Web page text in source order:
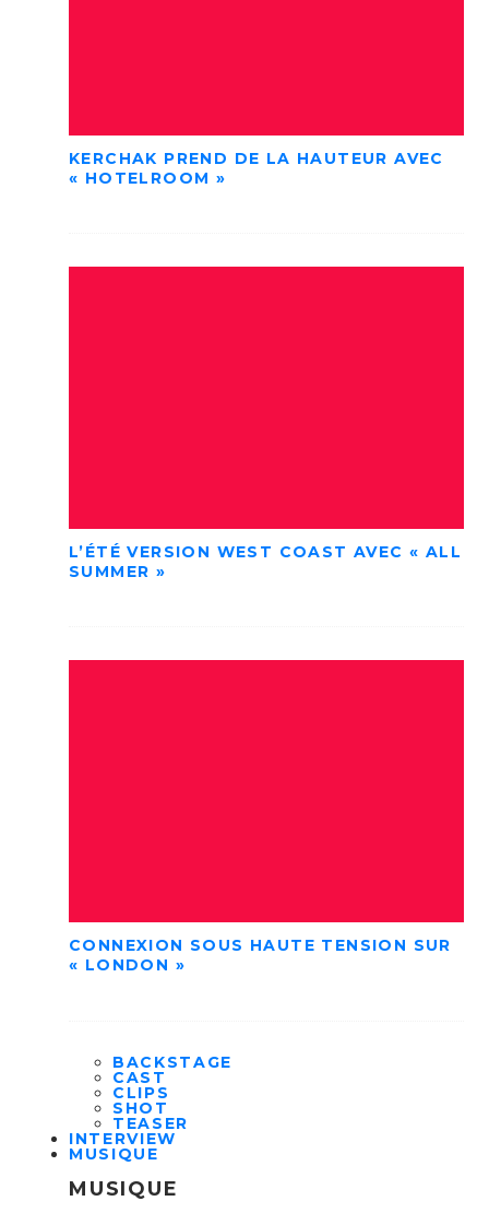
KERCHAK PREND DE LA HAUTEUR AVEC
« HOTELROOM »
L’ÉTÉ VERSION WEST COAST AVEC « ALL
SUMMER »
CONNEXION SOUS HAUTE TENSION SUR
« LONDON »
BACKSTAGE
CAST
CLIPS
SHOT
TEASER
INTERVIEW
MUSIQUE
MUSIQUE